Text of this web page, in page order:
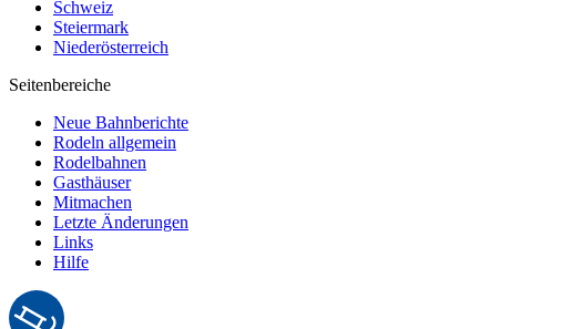
Schweiz
Steiermark
Niederösterreich
Seitenbereiche
Neue Bahnberichte
Rodeln allgemein
Rodelbahnen
Gasthäuser
Mitmachen
Letzte Änderungen
Links
Hilfe